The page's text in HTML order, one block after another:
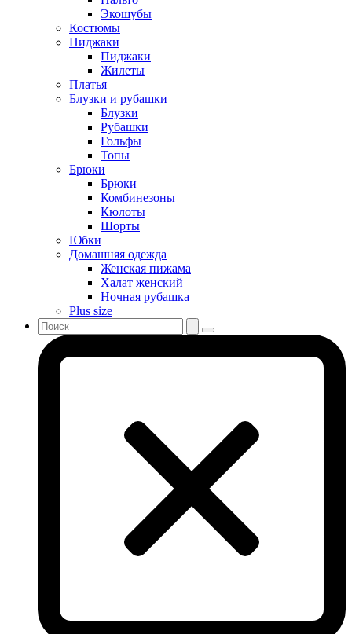
Экошубы
Костюмы
Пиджаки
Пиджаки
Жилеты
Платья
Блузки и рубашки
Блузки
Рубашки
Гольфы
Топы
Брюки
Брюки
Комбинезоны
Кюлоты
Шорты
Юбки
Домашняя одежда
Женская пижама
Халат женский
Ночная рубашка
Plus size